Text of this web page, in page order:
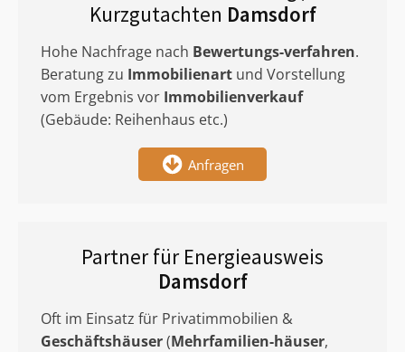
Kurzgutachten Damsdorf
Hohe Nachfrage nach Bewertungs-verfahren.
Beratung zu Immobilienart und Vorstellung
vom Ergebnis vor Immobilienverkauf
(Gebäude: Reihenhaus etc.)
Anfragen
Partner für Energieausweis
Damsdorf
Oft im Einsatz für Privatimmobilien &
Geschäftshäuser(Mehrfamilien-häuser,